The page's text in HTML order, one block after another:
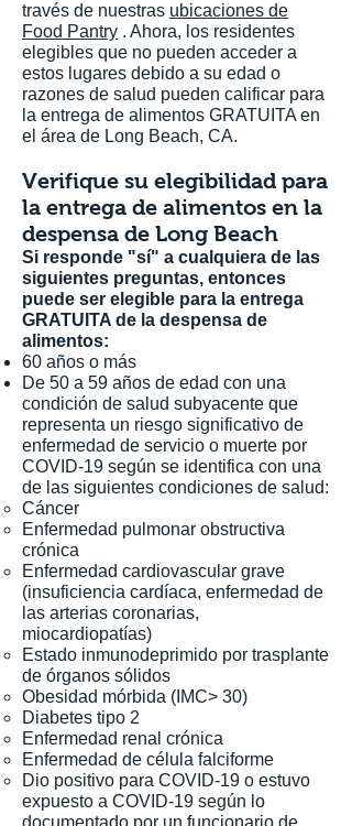
través de nuestras ubicaciones de
Food Pantry . Ahora, los residentes
elegibles que no pueden acceder a
estos lugares debido a su edad o
razones de salud pueden calificar para
la entrega de alimentos GRATUITA en
el área de Long Beach, CA.
Verifique su elegibilidad para
la entrega de alimentos en la
despensa de Long Beach
Si responde "sí" a cualquiera de las
siguientes preguntas, entonces
puede ser elegible para la entrega
GRATUITA de la despensa de
alimentos:
60 años o más
De 50 a 59 años de edad con una
condición de salud subyacente que
representa un riesgo significativo de
enfermedad de servicio o muerte por
COVID-19 según se identifica con una
de las siguientes condiciones de salud:
Cáncer
Enfermedad pulmonar obstructiva
crónica
Enfermedad cardiovascular grave
(insuficiencia cardíaca, enfermedad de
las arterias coronarias,
miocardiopatías)
Estado inmunodeprimido por trasplante
de órganos sólidos
Obesidad mórbida (IMC> 30)
Diabetes tipo 2
Enfermedad renal crónica
Enfermedad de célula falciforme
Dio positivo para COVID-19 o estuvo
expuesto a COVID-19 según lo
documentado por un funcionario de